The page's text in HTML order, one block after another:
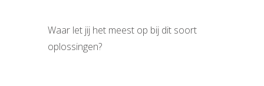
Waar let jij het meest op bij dit soort
oplossingen?